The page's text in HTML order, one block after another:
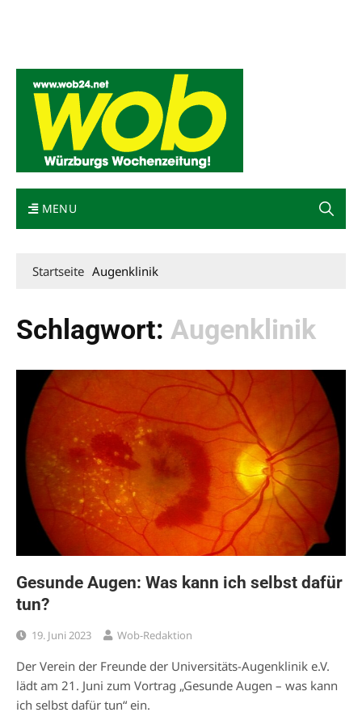
MENU
Startseite Augenklinik
Schlagwort: Augenklinik
Gesunde Augen: Was kann ich selbst dafür
tun?
19. Juni 2023 Wob-Redaktion
Der Verein der Freunde der Universitäts-Augenklinik e.V.
lädt am 21. Juni zum Vortrag „Gesunde Augen – was kann
ich selbst dafür tun“ ein.